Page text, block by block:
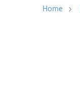
Home